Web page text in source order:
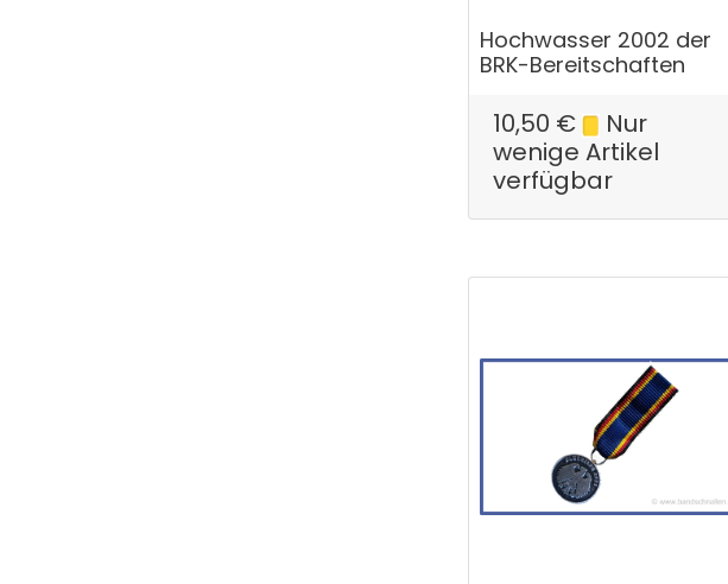
Hochwasser 2002 der
BRK-Bereitschaften
10,50 €
Nur
wenige Artikel
verfügbar